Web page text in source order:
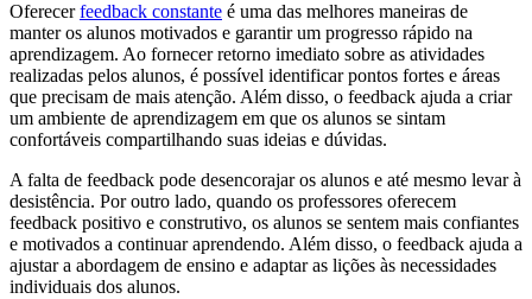
Oferecerfeedback constante é uma das melhores maneiras de
manter os alunos motivados e garantir um progresso rápido na
aprendizagem. Ao fornecer retorno imediato sobre as atividades
realizadas pelos alunos, é possível identificar pontos fortes e áreas
que precisam de mais atenção. Além disso, o feedback ajuda a criar
um ambiente de aprendizagem em que os alunos se sintam
confortáveis compartilhando suas ideias e dúvidas.
A falta de feedback pode desencorajar os alunos e até mesmo levar à
desistência. Por outro lado, quando os professores oferecem
feedback positivo e construtivo, os alunos se sentem mais confiantes
e motivados a continuar aprendendo. Além disso, o feedback ajuda a
ajustar a abordagem de ensino e adaptar as lições às necessidades
individuais dos alunos.